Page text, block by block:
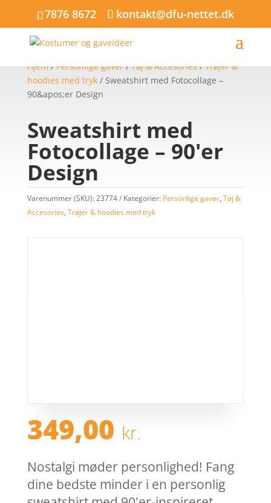
7876 8672 kontakt@dfu-nettet.dk
Hjem/Personlige gaver/Tøj & Accesories/Trøjer &
hoodies med tryk/ Sweatshirt med Fotocollage –
90&apos;er Design
Sweatshirt med
Fotocollage – 90'er
Design
Varenummer (SKU):23774 Kategorier: Personlige gaver, Tøj &
Accesories, Trøjer & hoodies med tryk
349,00 kr.
Nostalgi møder personlighed! Fang
dine bedste minder i en personlig